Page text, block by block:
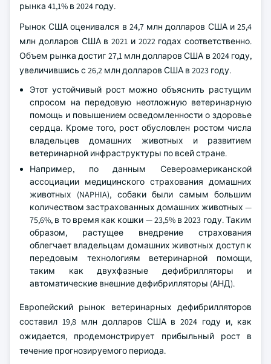
рынка 41,1% в 2024 году.
Рынок США оценивался в 24,7 млн долларов США и 25,4
млн долларов США в 2021 и 2022 годах соответственно.
Объем рынка достиг 27,1 млн долларов США в 2024 году,
увеличившись с 26,2 млн долларов США в 2023 году.
Этот устойчивый рост можно объяснить растущим
спросом на передовую неотложную ветеринарную
помощь и повышением осведомленности о здоровье
сердца. Кроме того, рост обусловлен ростом числа
владельцев домашних животных и развитием
ветеринарной инфраструктуры по всей стране.
Например, по данным Североамериканской
ассоциации медицинского страхования домашних
животных (NAPHIA), собаки были самым большим
количеством застрахованных домашних животных —
75,6%, в то время как кошки — 23,5% в 2023 году. Таким
образом, растущее внедрение страхования
облегчает владельцам домашних животных доступ к
передовым технологиям ветеринарной помощи,
таким как двухфазные дефибрилляторы и
автоматические внешние дефибрилляторы (АНД).
Европейский рынок ветеринарных дефибрилляторов
составил 19,8 млн долларов США в 2024 году и, как
ожидается, продемонстрирует прибыльный рост в
течение прогнозируемого периода.